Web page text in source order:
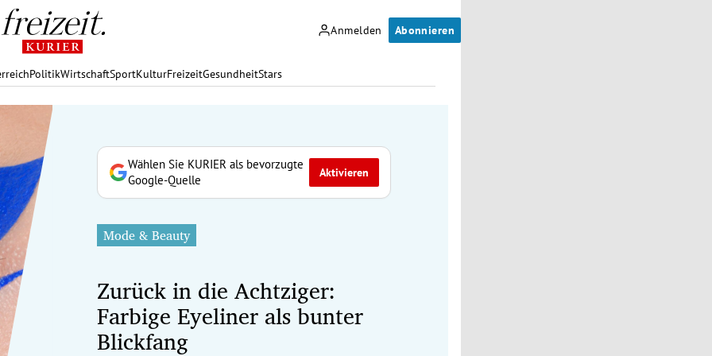
Anmelden Abonnieren
PolitikWirtschaftSportKulturFreizeitGesundheitStars
Wählen Sie KURIER als bevorzugte
Google-Quelle
Aktivieren
Mode & Beauty
Zurück in die Achtziger:
Farbige Eyeliner als bunter
Blickfang